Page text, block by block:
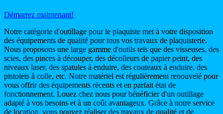
Démarrez maintenant!
Notre catégorie d'outillage pour le plaquiste met à votre disposition
des équipements de qualité pour tous vos travaux de plaquisterie.
Nous proposons une large gamme d'outils tels que des visseuses, des
scies, des pinces à découper, des décolleurs de papier peint, des
niveaux laser, des spatules à enduire, des couteaux à enduire, des
pistolets à colle, etc. Notre matériel est régulièrement renouvelé pour
vous offrir des équipements récents et en parfait état de
fonctionnement. Louez chez nous pour bénéficier d'un outillage
adapté à vos besoins et à un coût avantageux. Grâce à notre service
de location, vous pouvez réaliser des travaux de qualité et de